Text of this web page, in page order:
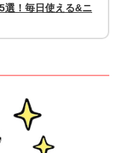
選！毎日使える&ニ